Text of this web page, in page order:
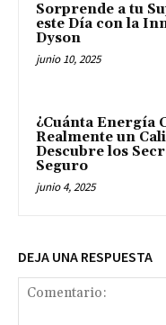
Sorprende a tu
este Día con la
Dyson
junio 10, 2025
¿Cuánta Energía
Realmente un
Descubre los
Seguro
junio 4, 2025
DEJA UNA RESPUESTA